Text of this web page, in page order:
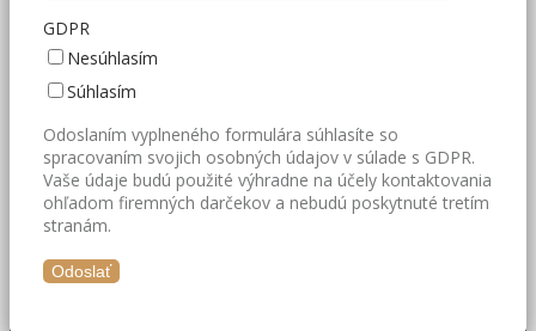
GDPR
Nesúhlasím
Súhlasím
Odoslaním vyplneného formulára súhlasíte so
spracovaním svojich osobných údajov v súlade s GDPR.
Vaše údaje budú použité výhradne na účely kontaktovania
ohľadom firemných darčekov a nebudú poskytnuté tretím
stranám.